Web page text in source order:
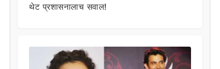
थेट प्रशासनालाच सवाल!